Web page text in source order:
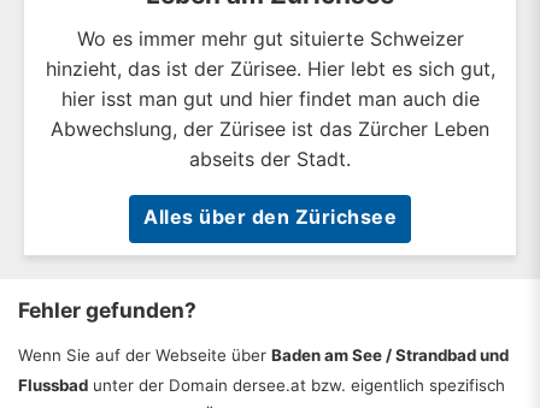
Wo es immer mehr gut situierte Schweizer
hinzieht, das ist der Zürisee. Hier lebt es sich gut,
hier isst man gut und hier findet man auch die
Abwechslung, der Zürisee ist das Zürcher Leben
abseits der Stadt.
Alles über den Zürichsee
Fehler gefunden?
Wenn Sie auf der Webseite über Baden am See / Strandbad und
Flussbad unter der Domain dersee.at bzw. eigentlich spezifisch